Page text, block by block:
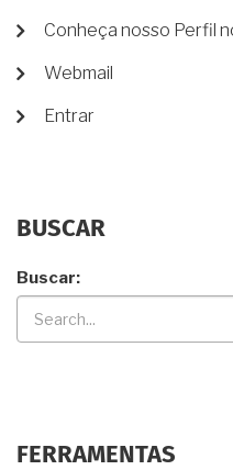
Conheça nosso Perfil
Webmail
Entrar
BUSCAR
Buscar
FERRAMENTAS